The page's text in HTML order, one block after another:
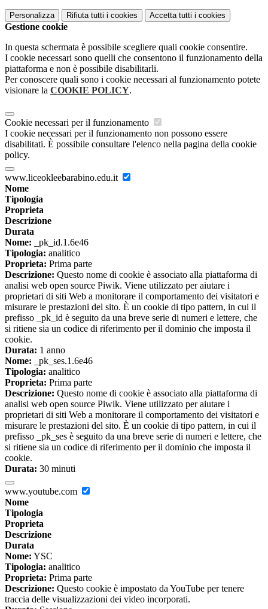
Personalizza Rifiuta tutti i cookies Accetta tutti i cookies
Gestione cookie
In questa schermata è possibile scegliere quali cookie consentire.
I cookie necessari sono quelli che consentono il funzionamento della
piattaforma e non è possibile disabilitarli.
Per conoscere quali sono i cookie necessari al funzionamento potete
visionare la COOKIE POLICY.
Cookie necessari per il funzionamento
I cookie necessari per il funzionamento non possono essere
disabilitati. È possibile consultare l'elenco nella pagina della cookie
policy.
www.liceokleebarabino.edu.it
Nome
Tipologia
Proprieta
Descrizione
Durata
Nome: _pk_id.1.6e46
Tipologia: analitico
Proprieta: Prima parte
Descrizione: Questo nome di cookie è associato alla piattaforma di
analisi web open source Piwik. Viene utilizzato per aiutare i
proprietari di siti Web a monitorare il comportamento dei visitatori e
misurare le prestazioni del sito. È un cookie di tipo pattern, in cui il
prefisso _pk_id è seguito da una breve serie di numeri e lettere, che
si ritiene sia un codice di riferimento per il dominio che imposta il
cookie.
Durata: 1 anno
Nome: _pk_ses.1.6e46
Tipologia: analitico
Proprieta: Prima parte
Descrizione: Questo nome di cookie è associato alla piattaforma di
analisi web open source Piwik. Viene utilizzato per aiutare i
proprietari di siti Web a monitorare il comportamento dei visitatori e
misurare le prestazioni del sito. È un cookie di tipo pattern, in cui il
prefisso _pk_ses è seguito da una breve serie di numeri e lettere, che
si ritiene sia un codice di riferimento per il dominio che imposta il
cookie.
Durata: 30 minuti
www.youtube.com
Nome
Tipologia
Proprieta
Descrizione
Durata
Nome: YSC
Tipologia: analitico
Proprieta: Prima parte
Descrizione: Questo cookie è impostato da YouTube per tenere
traccia delle visualizzazioni dei video incorporati.